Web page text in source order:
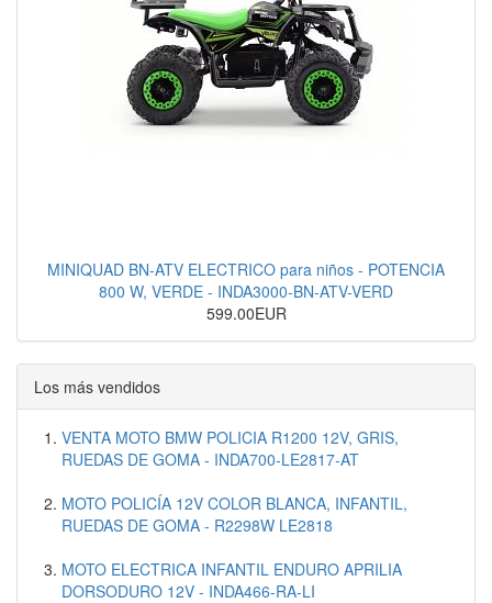
MINIQUAD BN-ATV ELECTRICO para niños - POTENCIA
800 W, VERDE - INDA3000-BN-ATV-VERD
599.00EUR
Los más vendidos
VENTA MOTO BMW POLICIA R1200 12V, GRIS,
RUEDAS DE GOMA - INDA700-LE2817-AT
MOTO POLICÍA 12V COLOR BLANCA, INFANTIL,
RUEDAS DE GOMA - R2298W LE2818
MOTO ELECTRICA INFANTIL ENDURO APRILIA
DORSODURO 12V - INDA466-RA-LI